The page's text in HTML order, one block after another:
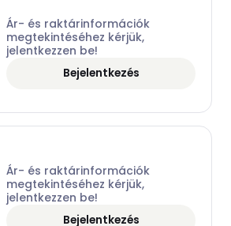
Ár- és raktárinformációk
megtekintéséhez kérjük,
jelentkezzen be!
Bejelentkezés
Ár- és raktárinformációk
megtekintéséhez kérjük,
jelentkezzen be!
Bejelentkezés